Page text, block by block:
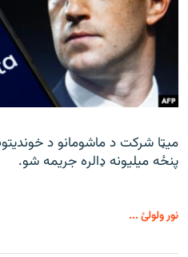
میټا شرکت د ماشومانو د
پنځه میلیونه ډالره جریمه شو.
نور ولولئ ...